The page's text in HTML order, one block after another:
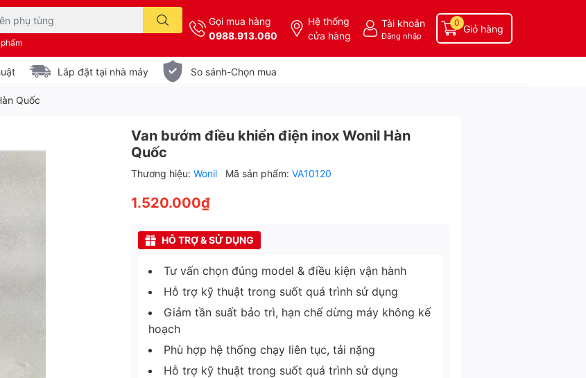
Gọi mua hàng
0988.913.060
Hệ thống
cửa hàng
Tài khoản
Đăng nhập
Giỏ hàng
0
Lắp đặt tại nhà máy So sánh-Chọn mua
Quốc
Van bướm điều khiển điện inox Wonil Hàn
Quốc
Thương hiệu: Wonil Mã sản phẩm: VA10120
1.520.000₫
HỖ TRỢ & SỬ DỤNG
Tư vấn chọn đúng model & điều kiện vận hành
Hỗ trợ kỹ thuật trong suốt quá trình sử dụng
Giảm tần suất bảo trì, hạn chế dừng máy không kế
hoạch
Phù hợp hệ thống chạy liên tục, tải nặng
Hỗ trợ kỹ thuật trong suốt quá trình sử dụng